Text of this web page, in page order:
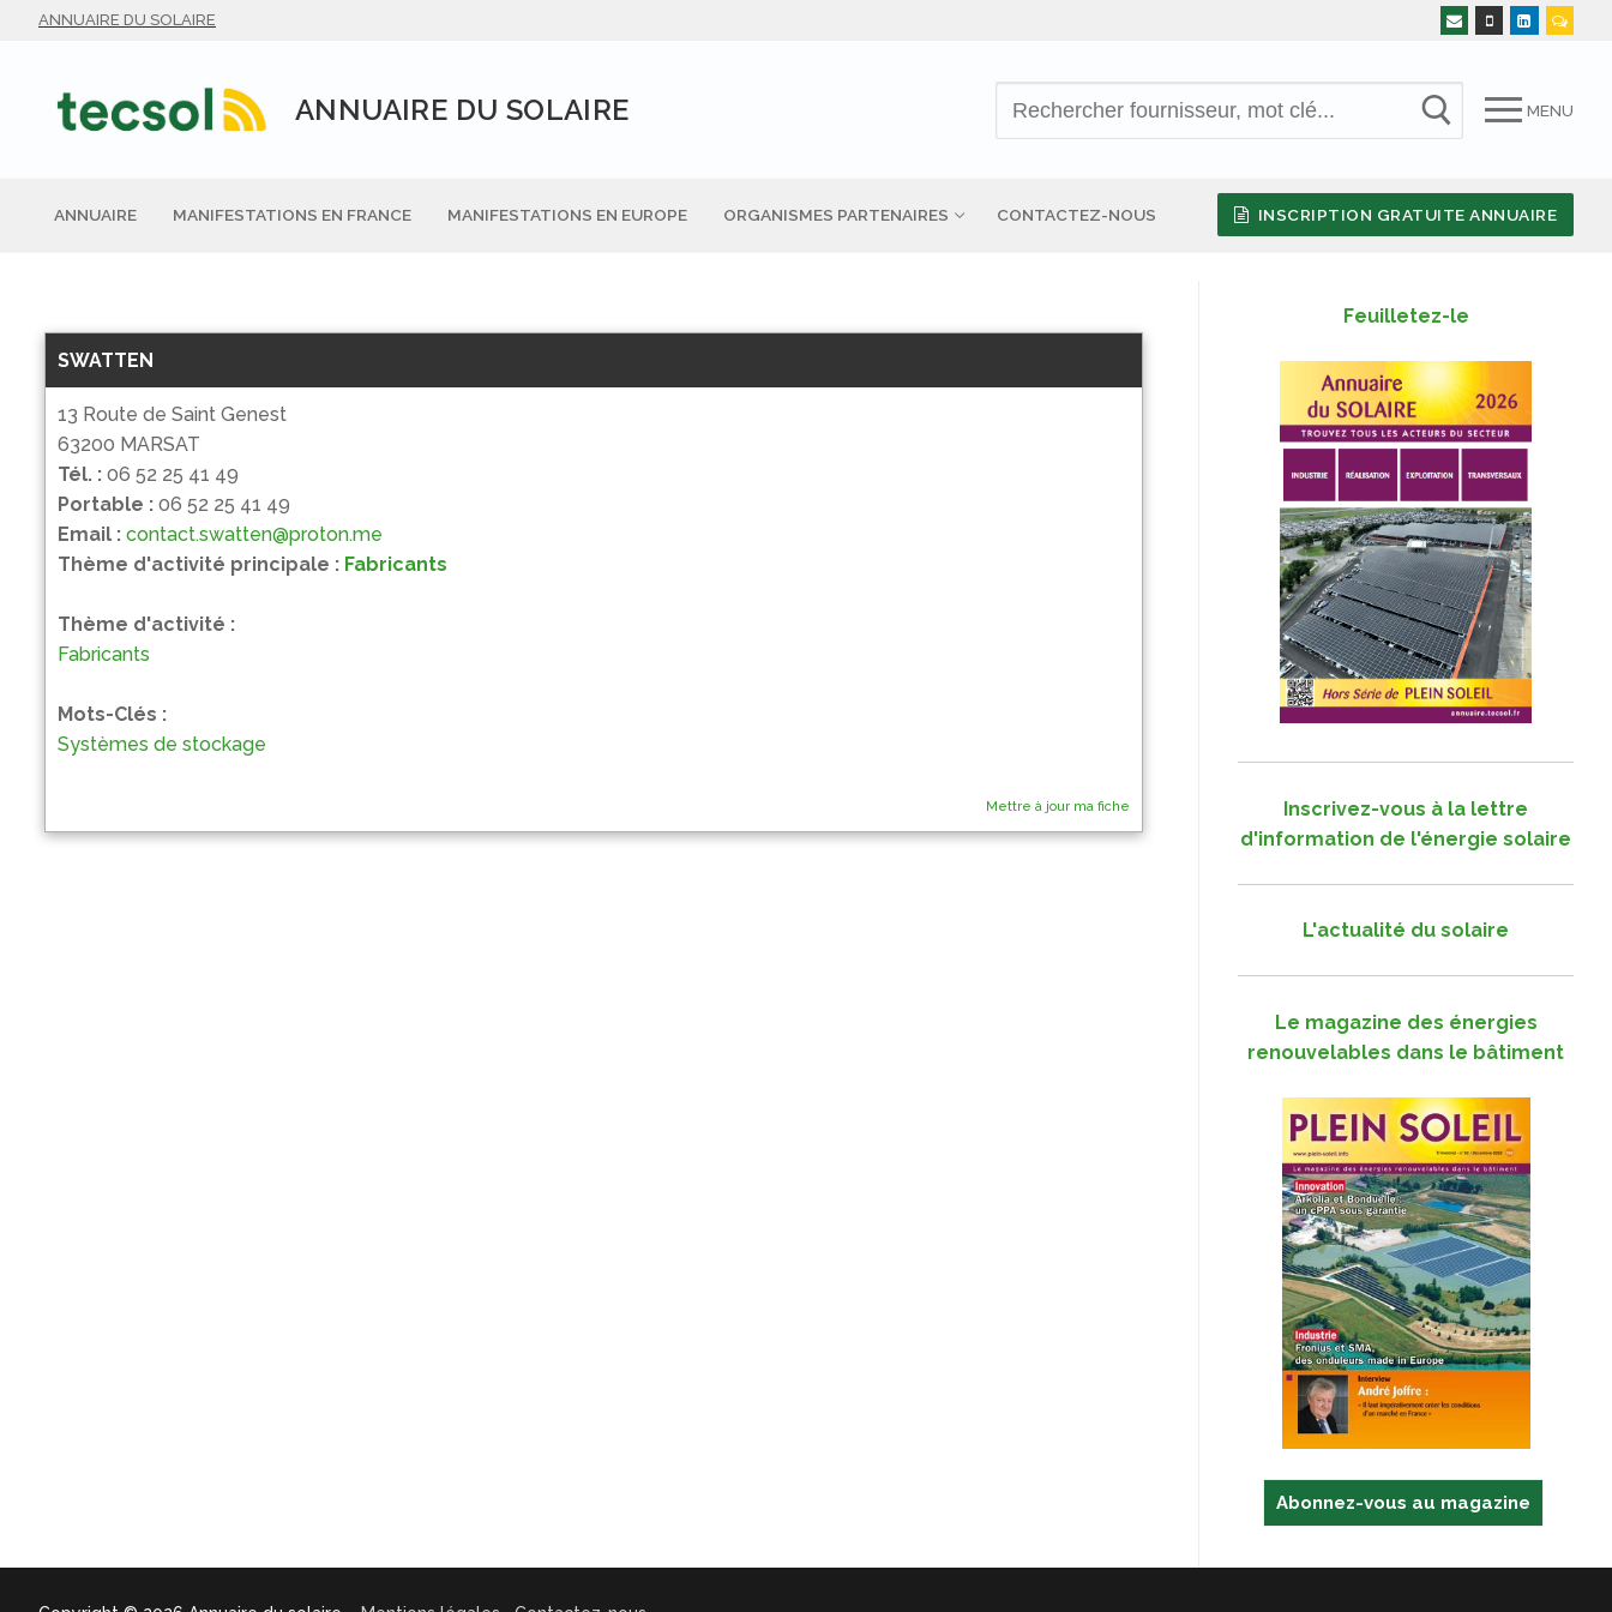
ANNUAIRE DU SOLAIRE
ANNUAIRE DU SOLAIRE MENU
ANNUAIRE MANIFESTATIONS EN FRANCE MANIFESTATIONS EN EUROPE ORGANISMES PARTENAIRES CONTACTEZ-NOUS INSCRIPTION GRATUITE ANNUAIRE
SWATTEN
13 Route de Saint Genest
63200 MARSAT
Tél. : 06 52 25 41 49
Portable : 06 52 25 41 49
Email : contact.swatten@proton.me
Thème d'activité principale : Fabricants
Thème d'activité :
Fabricants
Mots-Clés :
Systèmes de stockage
Mettre à jour ma fiche
Feuilletez-le
Inscrivez-vous à la lettre
d'information de l'énergie solaire
L'actualité du solaire
Le magazine des énergies
renouvelables dans le bâtiment
Abonnez-vous au magazine